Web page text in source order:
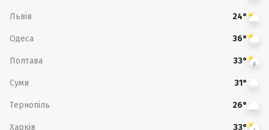
Львів 24°
Одеса 36°
Полтава 33°
Суми 31°
Тернопіль 26°
Харків 33°